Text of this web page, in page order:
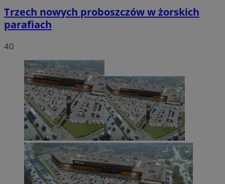
Trzech nowych proboszczów w żorskich
parafiach
40